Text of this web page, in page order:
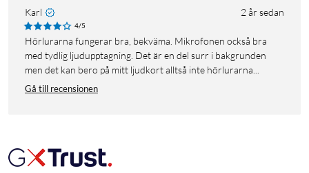
Karl 2 år sedan
4/5
Hörlurarna fungerar bra, bekväma. Mikrofonen också bra
med tydlig ljudupptagning. Det är en del surr i bakgrunden
men det kan bero på mitt ljudkort alltså inte hörlurarna...
Gå till recensionen